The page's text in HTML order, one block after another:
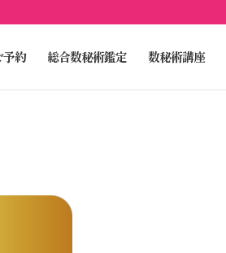
予約 総合数秘術鑑定 数秘術講座